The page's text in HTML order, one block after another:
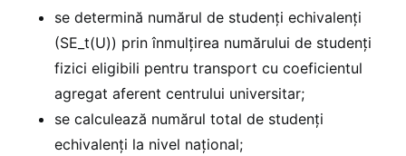
se determină numărul de studenți echivalenți
(SE_t(U)) prin înmulțirea numărului de studenți
fizici eligibili pentru transport cu coeficientul
agregat aferent centrului universitar;
se calculează numărul total de studenți
echivalenți la nivel național;